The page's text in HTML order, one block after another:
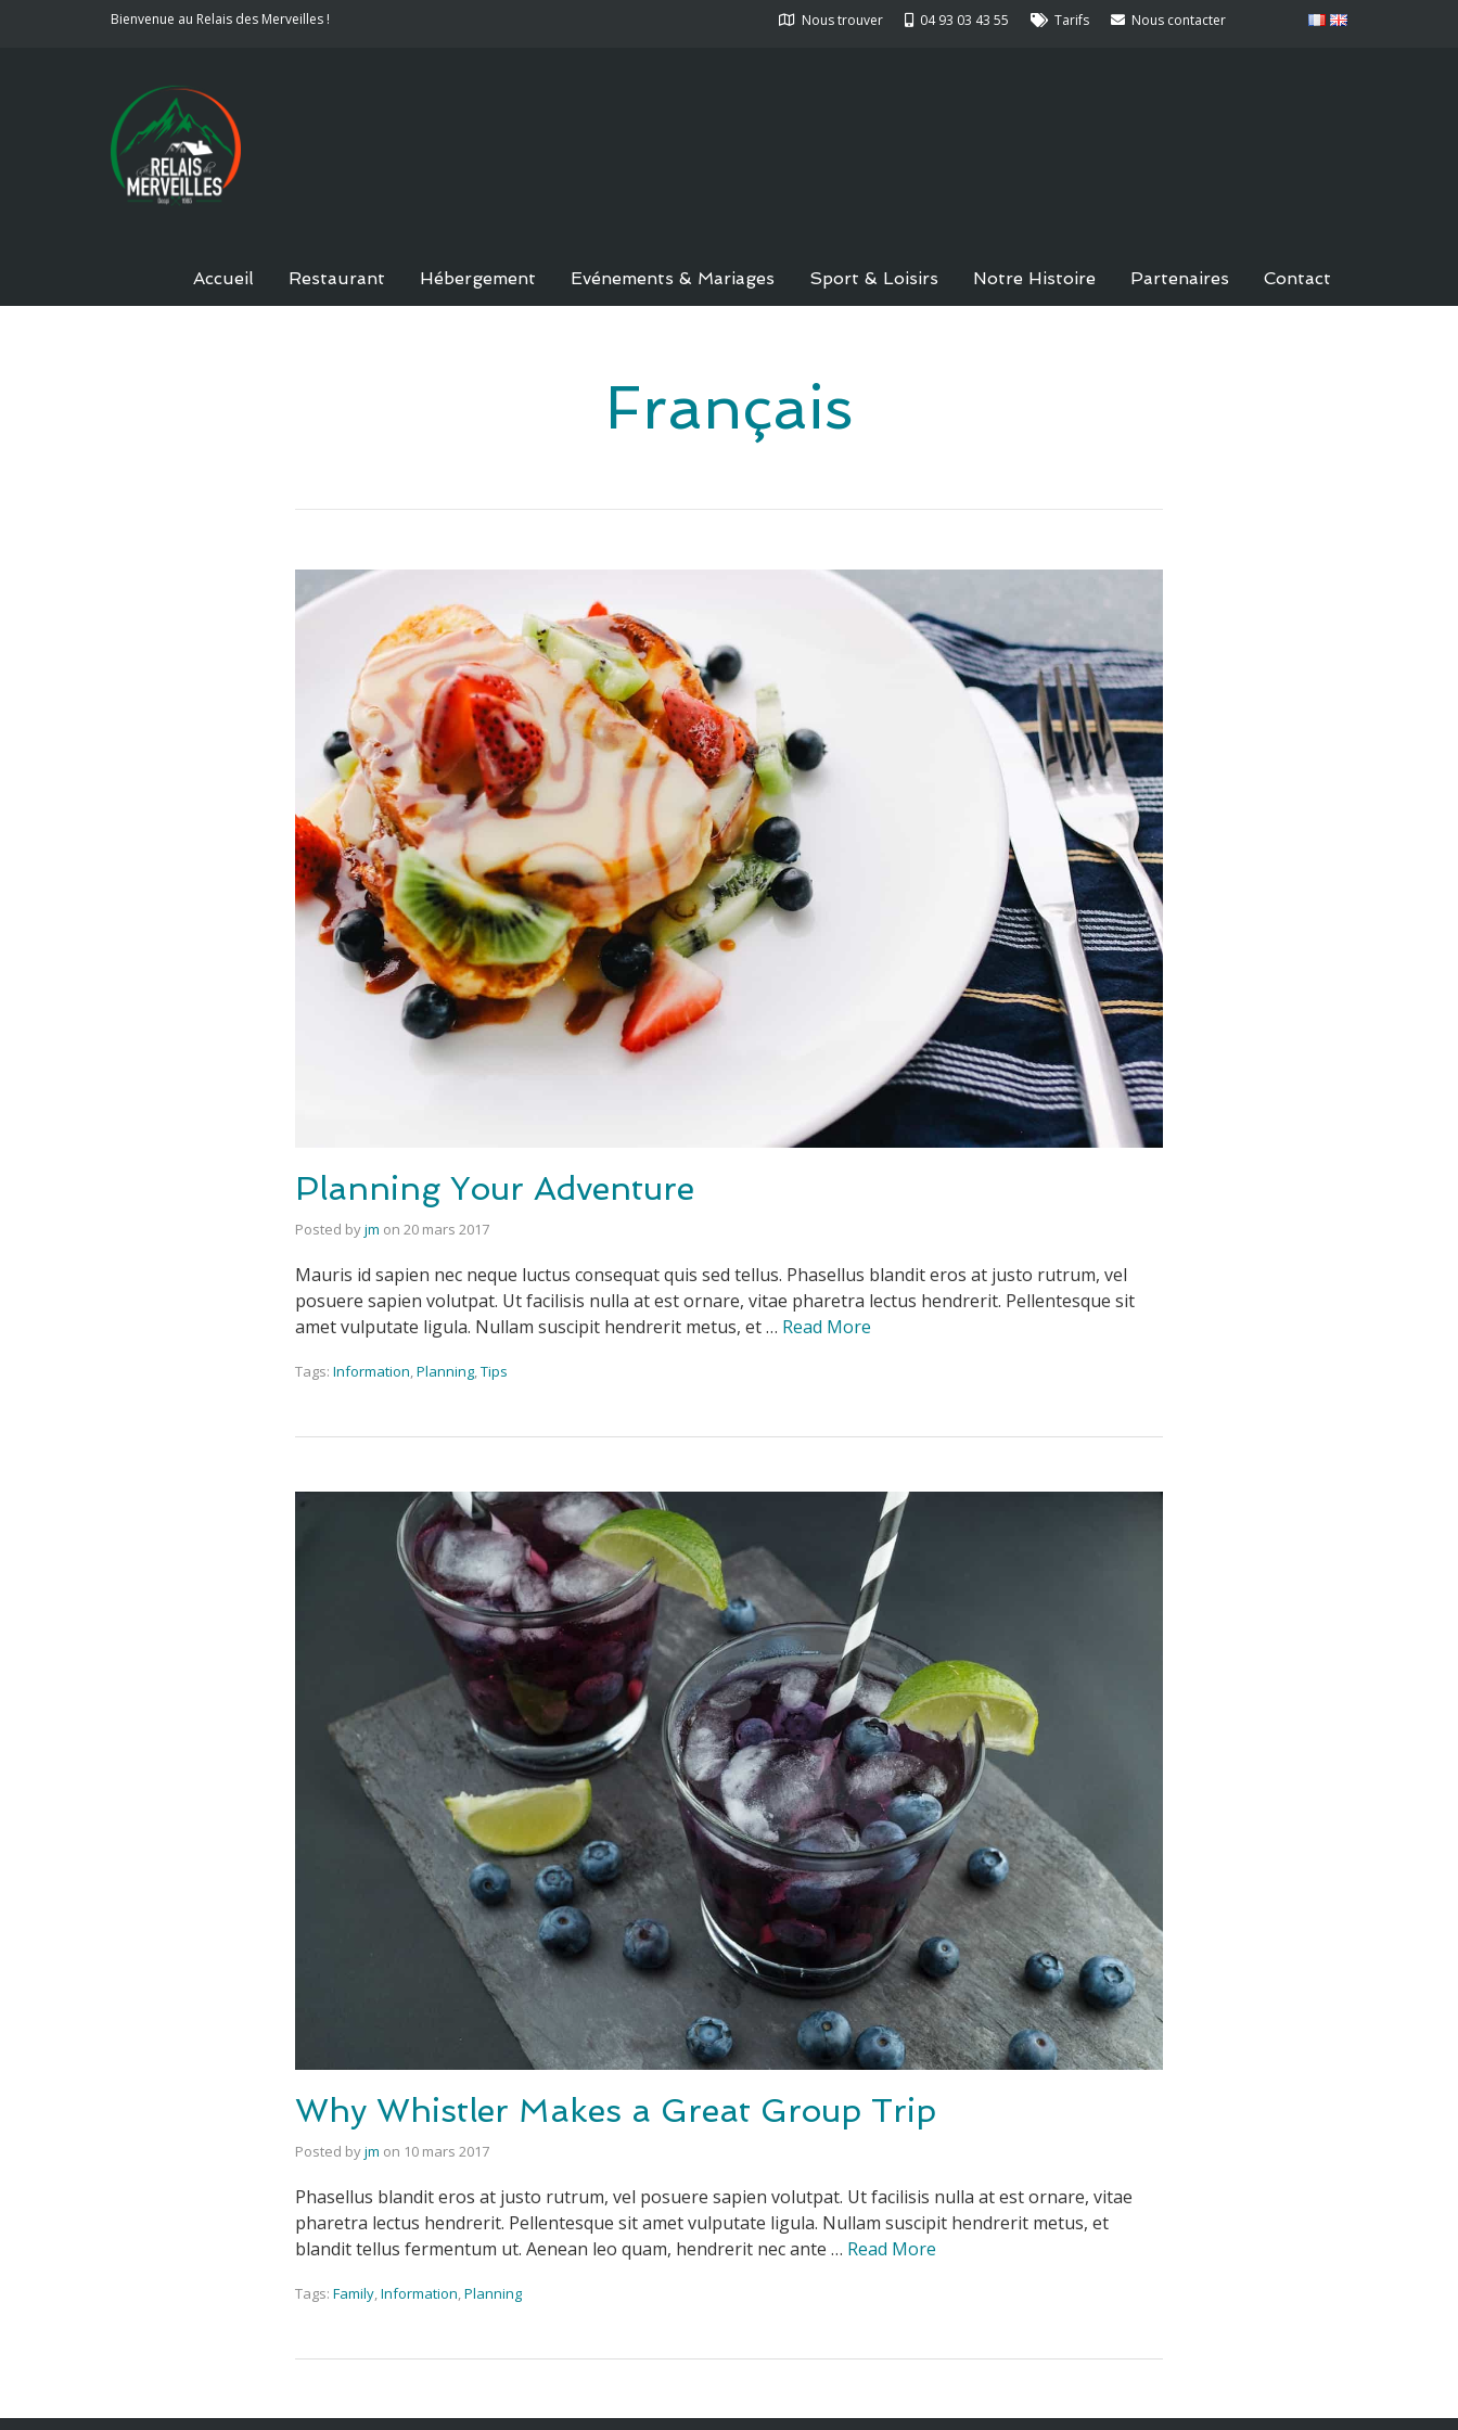
Bienvenue au Relais des Merveilles ! Nous trouver 04 93 03 43 55 Tarifs Nous contacter
Accueil Restaurant Hébergement Evénements & Mariages Sport & Loisirs Notre Histoire Partenaires Contact
Français
Planning Your Adventure
Posted byjm on 20 mars 2017
Mauris id sapien nec neque luctus consequat quis sed tellus. Phasellus blandit eros at justo rutrum, vel
posuere sapien volutpat. Ut facilisis nulla at est ornare, vitae pharetra lectus hendrerit. Pellentesque sit
amet vulputate ligula. Nullam suscipit hendrerit metus, et … Read More
Tags: Information,Planning,Tips
Why Whistler Makes a Great Group Trip
Posted byjm on 10 mars 2017
Phasellus blandit eros at justo rutrum, vel posuere sapien volutpat. Ut facilisis nulla at est ornare, vitae
pharetra lectus hendrerit. Pellentesque sit amet vulputate ligula. Nullam suscipit hendrerit metus, et
blandit tellus fermentum ut. Aenean leo quam, hendrerit nec ante … Read More
Tags: Family,Information,Planning